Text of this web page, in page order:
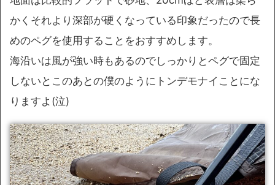
かくそれより深部が硬くなっている印象だったので長
めのペグを使用することをおすすめします。
海沿いは風が強い時もあるのでしっかりとペグで固定
しないとこのあとの僕のようにトンデモナイことにな
りますよ(泣)